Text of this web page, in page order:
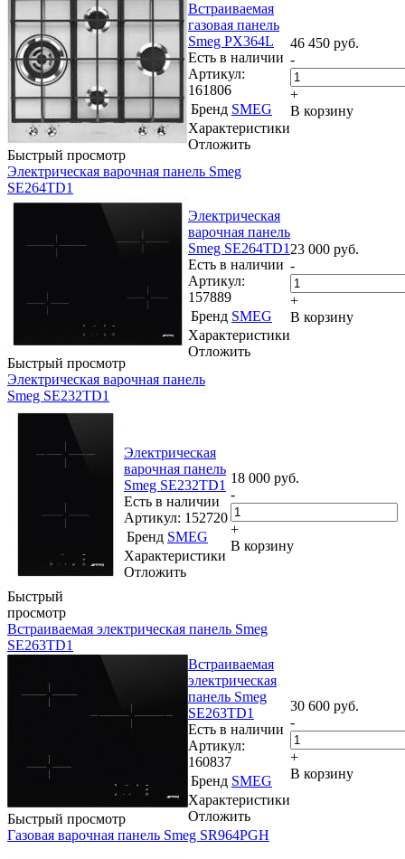
Быстрый просмотр
Встраиваемая
газовая панель
Smeg PX364L
Есть в наличии
Артикул:
161806
Бренд SMEG
Характеристики
Отложить
46 450 руб.
-
+
В корзину
Электрическая варочная панель Smeg
SE264TD1
Быстрый просмотр
Электрическая
варочная панель
Smeg SE264TD1
Есть в наличии
Артикул:
157889
Бренд SMEG
Характеристики
Отложить
23 000 руб.
-
+
В корзину
Электрическая варочная панель
Smeg SE232TD1
Быстрый
просмотр
Электрическая
варочная панель
Smeg SE232TD1
Есть в наличии
Артикул: 152720
Бренд SMEG
Характеристики
Отложить
18 000 руб.
-
+
В корзину
Встраиваемая электрическая панель Smeg
SE263TD1
Быстрый просмотр
Встраиваемая
электрическая
панель Smeg
SE263TD1
Есть в наличии
Артикул:
160837
Бренд SMEG
Характеристики
Отложить
30 600 руб.
-
+
В корзину
Газовая варочная панель Smeg SR964PGH